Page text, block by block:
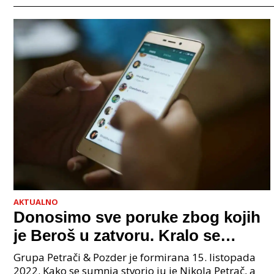
AKTUALNO
Donosimo sve poruke zbog kojih
je Beroš u zatvoru. Kralo se
godinama. Tko će iz vlade biti
Grupa Petrači & Pozder je formirana 15. listopada
2022. Kako se sumnja stvorio ju je Nikola Petrač, a